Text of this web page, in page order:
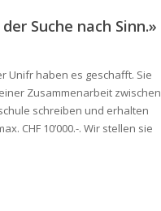
Suche nach Sinn.»
Unifr haben es geschafft. Sie
Zusammenarbeit zwischen
schreiben und erhalten
CHF 10’000.-. Wir stellen sie